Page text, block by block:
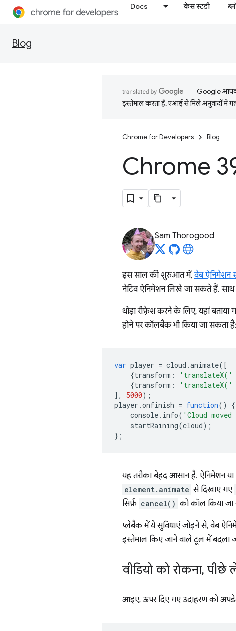
Docs केस स्टडी
Blog
Google
इस्तेमाल करता है. एआई से मिले अनुवादों में
Chrome for Developers Blog
Chrome
Sam Thorogood
इस साल की शुरुआत में,वेब ऐनिमेशन
नेटिव ऐनिमेशन लिखे जा सकते हैं. साथ
थोड़ा रीफ़्रेश करने के लिए, यहां
होने पर कॉलबैक भी किया जा सकता है:
var player = cloud .animate([
{transform : 'translateX('
{transform : 'translateX('
],
5000);
player .onfinish = function()
{
console. info( 'Cloud
startRaining(cloud);
};
यह तरीका बेहद आसान है. ऐनिमेशन
element.animate से दिखाए गए
सिर्फ़ cancel() को कॉल किया जा
प्लेबैक में ये सुविधाएं जोड़ने से, वेब
इस्तेमाल किए जाने वाले टूल में बदला
वीडियो को रोकना, पीछे
आइए, ऊपर दिए गए उदाहरण को